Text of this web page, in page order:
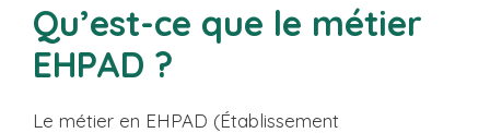
Qu’est-ce que le métier
EHPAD ?
Le métier en EHPAD (Établissement